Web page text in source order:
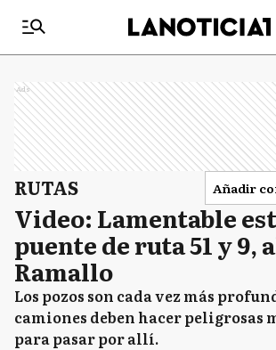
Ads
RUTAS Añadir
Video: Lamentable
puente de ruta 51 y 9,
Ramallo
Los pozos son cada vez más
camiones deben hacer peligrosas
para pasar por allí.